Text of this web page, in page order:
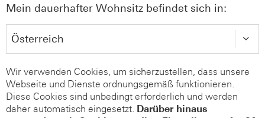
Mein dauerhafter Wohnsitz befindet sich in:
Wir verwenden Cookies, um sicherzustellen, dass unsere
Webseite und Dienste ordnungsgemäß funktionieren.
Diese Cookies sind unbedingt erforderlich und werden
daher automatisch eingesetzt. Darüber hinaus